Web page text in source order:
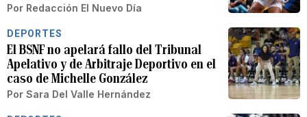
Por Redacción El Nuevo Día
DEPORTES
El BSNF no apelará fallo del Tribunal
Apelativo y de Arbitraje Deportivo en el
caso de Michelle González
Por Sara Del Valle Hernández